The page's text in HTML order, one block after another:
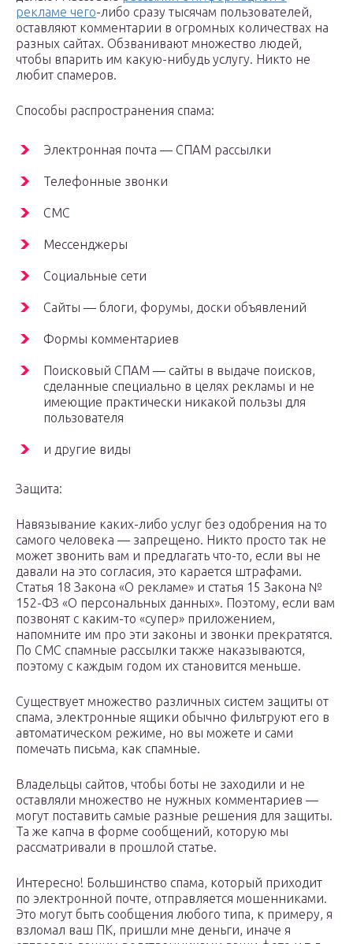
рекламе чего-либо сразу тысячам пользователей,
оставляют комментарии в огромных количествах на
разных сайтах. Обзванивают множество людей,
чтобы впарить им какую-нибудь услугу. Никто не
любит спамеров.
Способы распространения спама:
Электронная почта — СПАМ рассылки
Телефонные звонки
СМС
Мессенджеры
Социальные сети
Сайты — блоги, форумы, доски объявлений
Формы комментариев
Поисковый СПАМ — сайты в выдаче поисков,
сделанные специально в целях рекламы и не
имеющие практически никакой пользы для
пользователя
и другие виды
Защита:
Навязывание каких-либо услуг без одобрения на то
самого человека — запрещено. Никто просто так не
может звонить вам и предлагать что-то, если вы не
давали на это согласия, это карается штрафами.
Статья 18 Закона «О рекламе» и статья 15 Закона №
152-ФЗ «О персональных данных». Поэтому, если вам
позвонят с каким-то «супер» приложением,
напомните им про эти законы и звонки прекратятся.
По СМС спамные рассылки также наказываются,
поэтому с каждым годом их становится меньше.
Существует множество различных систем защиты от
спама, электронные ящики обычно фильтруют его в
автоматическом режиме, но вы можете и сами
помечать письма, как спамные.
Владельцы сайтов, чтобы боты не заходили и не
оставляли множество не нужных комментариев —
могут поставить самые разные решения для защиты.
Та же капча в форме сообщений, которую мы
рассматривали в прошлой статье.
Интересно! Большинство спама, который приходит
по электронной почте, отправляется мошенниками.
Это могут быть сообщения любого типа, к примеру, я
взломал ваш ПК, пришли мне деньги, иначе я